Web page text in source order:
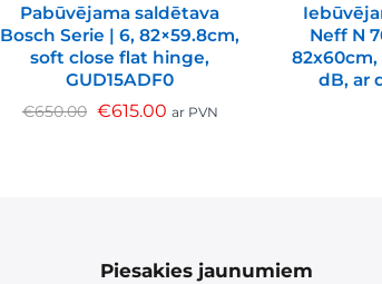
Pabūvējama saldētava
Bosch Serie | 6, 82×59.8cm,
soft close flat hinge,
GUD15ADF0
€650.00 €615.00 ar PVN
Neff N
dB, ar
Piesakies jaunumiem